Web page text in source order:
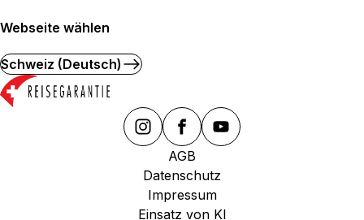
Webseite wählen
Schweiz (Deutsch)
AGB
Datenschutz
Impressum
Einsatz von KI